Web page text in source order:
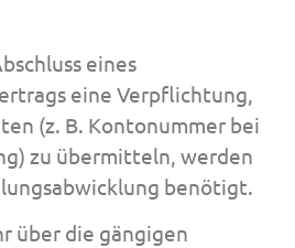
eines
eine Verpflichtung,
(z. B. Kontonummer bei
zu übermitteln, werden
benötigt.
über die gängigen